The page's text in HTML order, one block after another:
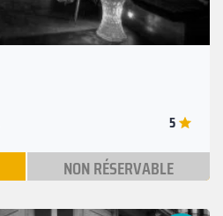
5
NON RÉSERVABLE